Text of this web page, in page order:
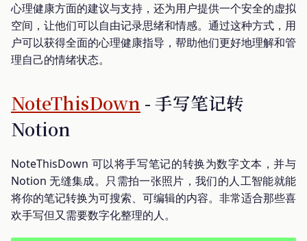
心理健康方面的建议与支持，还为用户提供一个安全的虚拟
空间，让他们可以自由记录思绪和情感。通过这种方式，用
户可以获得全面的心理健康指导，帮助他们更好地理解和管
理自己的情绪状态。
NoteThisDown - 手写笔记转
Notion
NoteThisDown 可以将手写笔记的转换为数字文本，并与
Notion 无缝集成。只需拍一张照片，我们的人工智能就能
将你的笔记转换为可搜索、可编辑的内容。非常适合那些喜
欢手写但又需要数字化整理的人。